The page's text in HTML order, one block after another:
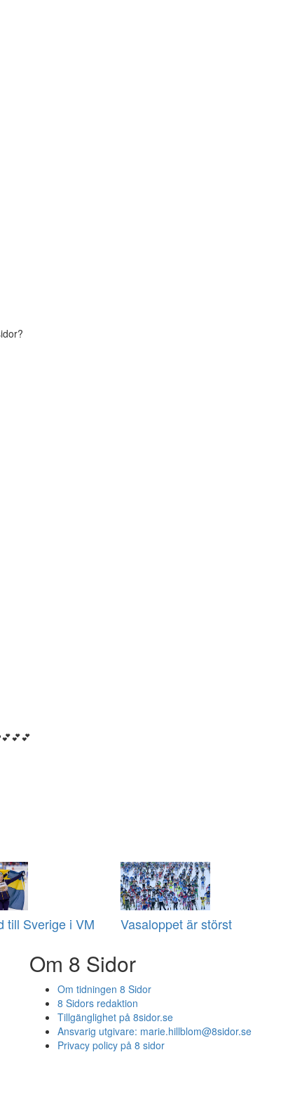
till Sverige i VM Vasaloppet är störst
Om 8 Sidor
Om tidningen 8 Sidor
8 Sidors redaktion
Tillgänglighet på 8sidor.se
Ansvarig utgivare: marie.hillblom@8sidor.se
Privacy policy på 8 sidor